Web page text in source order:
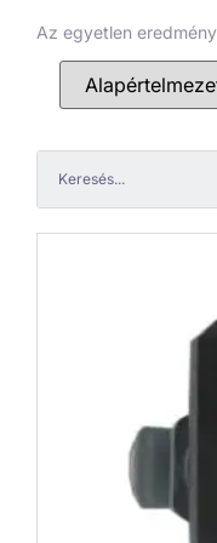
Az egyetlen